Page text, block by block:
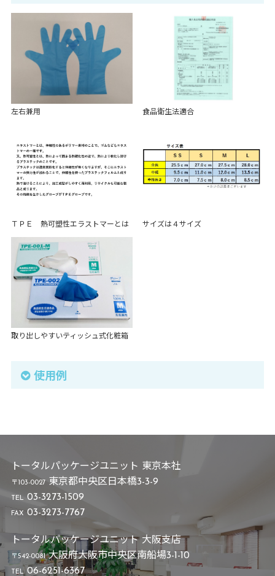
左右兼用 食品衛生法適合
ＴＰＥ 熱可塑性エラストマーとは サイズは４サイズ
取り出しやすいティッシュ式化粧箱
使用例
トータルパッケージユニット 東京本社
〒103-0027東京都中央区日本橋3-3-9
TEL 03-3273-1509
FAX 03-3273-7767
トータルパッケージユニット 大阪支店
〒542-0081大阪府大阪市中央区南船場3-1-10
TEL06-6251-6367